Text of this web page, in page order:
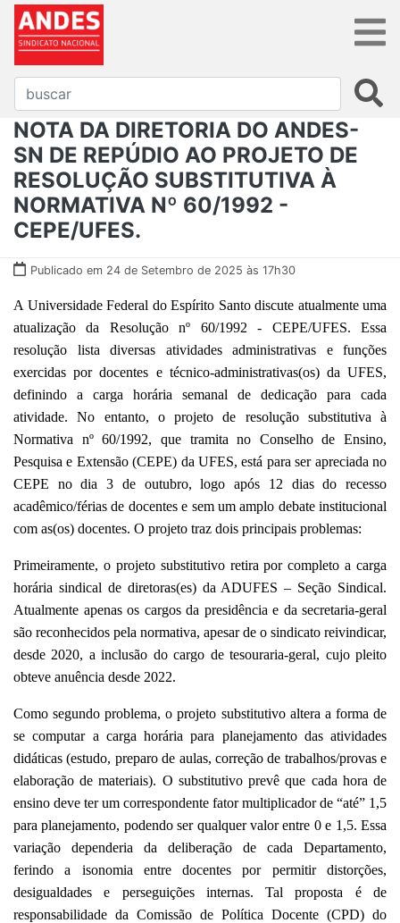
NOTA DA DIRETORIA DO ANDES-
SN DE REPÚDIO AO PROJETO DE
RESOLUÇÃO SUBSTITUTIVA À
NORMATIVA Nº 60/1992 -
CEPE/UFES.
Publicado em 24 de Setembro de 2025 às 17h30
A Universidade Federal do Espírito Santo discute atualmente uma
atualização da Resolução nº 60/1992 - CEPE/UFES. Essa
resolução lista diversas atividades administrativas e funções
exercidas por docentes e técnico-administrativas(os) da UFES,
definindo a carga horária semanal de dedicação para cada
atividade. No entanto, o projeto de resolução substitutiva à
Normativa nº 60/1992,
que tramita no Conselho de Ensino,
Pesquisa e Extensão (CEPE) da UFES,está para ser apreciada no
CEPE no dia 3 de outubro, logo após 12 dias do recesso
acadêmico/férias de docentes e sem um amplo debate institucional
com as(os) docentes. O projeto traz dois principais problemas:
Primeiramente, o projeto substitutivo retira por completo a carga
horária sindical de diretoras(es) da ADUFES – Seção Sindical.
Atualmente apenas os cargos da presidência e da secretaria-geral
são reconhecidos pela normativa, apesar de o sindicato reivindicar,
desde 2020, a inclusão do cargo de tesouraria-geral, cujo pleito
obteve anuência desde 2022.
Como segundo problema, o projeto substitutivo altera a forma de
se computar a carga horária para planejamento das atividades
didáticas (estudo, preparo de aulas, correção de trabalhos/provas e
elaboração de materiais). O substitutivo prevê que cada hora de
ensino deve ter um correspondente fator multiplicador de “até” 1,5
para planejamento, podendo ser qualquer valor entre 0 e 1,5. Essa
variação dependeria da deliberação de cada Departamento,
ferindo a isonomia entre docentes por permitir distorções,
desigualdades e perseguições internas. Tal proposta é de
responsabilidade da Comissão de Política Docente (CPD) do